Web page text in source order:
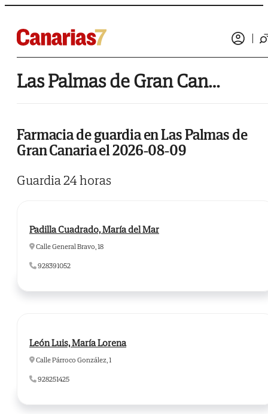
Las Palmas de Gran Canaria
Farmacia de guardia en Las Palmas de
Gran Canaria el 2026-08-09
Guardia 24 horas
Padilla Cuadrado, María del Mar
Calle General Bravo, 18
928391052
León Luis, María Lorena
Calle Párroco González, 1
928251425